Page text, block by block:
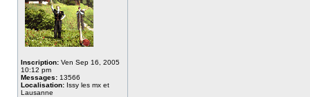
Inscription: Ven Sep 16, 2005
10:12 pm
Messages: 13566
Localisation: Issy les mx et
Lausanne